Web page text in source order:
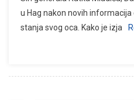
u Hag nakon novih
stanja svog oca. Kako je izja